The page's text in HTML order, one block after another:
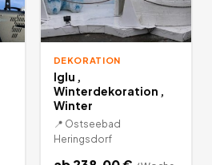
DEKORATION
Iglu ,
Winterdekoration ,
Winter
📍 Ostseebad
Heringsdorf